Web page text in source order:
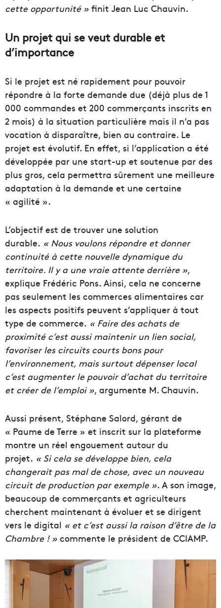
cette opportunité » finit Jean Luc Chauvin.
Un projet qui se veut durable et
d’importance
Si le projet est né rapidement pour pouvoir
répondre à la forte demande due (déjà plus de 1
000 commandes et 200 commerçants inscrits en
2 mois) à la situation particulière mais il n’a pas
vocation à disparaître, bien au contraire. Le
projet est évolutif. En effet, si l’application a été
développée par une start-up et soutenue par des
plus gros, cela permettra sûrement une meilleure
adaptation à la demande et une certaine
« agilité ».
L’objectif est de trouver une solution
durable. « Nous voulons répondre et donner
continuité à cette nouvelle dynamique du
territoire. Il y a une vraie attente derrière »,
explique Frédéric Pons. Ainsi, cela ne concerne
pas seulement les commerces alimentaires car
les aspects positifs peuvent s’appliquer à tout
type de commerce. « Faire des achats de
proximité c’est aussi maintenir un lien social,
favoriser les circuits courts bons pour
l’environnement, mais surtout dépenser local
c’est augmenter le pouvoir d’achat du territoire
et créer de l’emploi », argumente M. Chauvin.
Aussi présent, Stéphane Salord, gérant de
« Paume de Terre » et inscrit sur la plateforme
montre un réel engouement autour du
projet. « Si cela se développe bien, cela
changerait pas mal de chose, avec un nouveau
circuit de production par exemple ». A son image,
beaucoup de commerçants et agriculteurs
cherchent maintenant à évoluer et se dirigent
vers le digital « et c’est aussi la raison d’être de la
Chambre ! » commente le président de CCIAMP.